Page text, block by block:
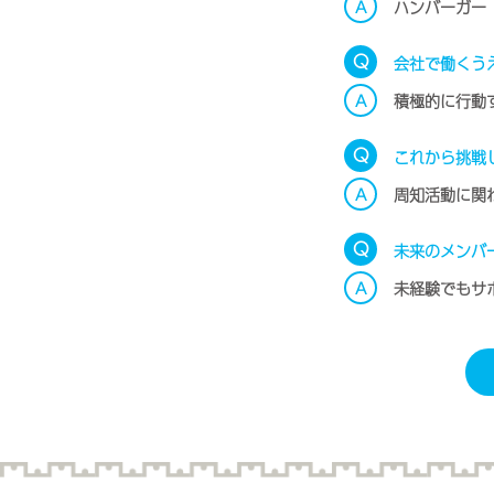
A ハンバーガー
Q
会社で働くう
A
積極的に行動
Q
これから挑戦
A
周知活動に関
Q
未来のメンバ
A
未経験でもサ